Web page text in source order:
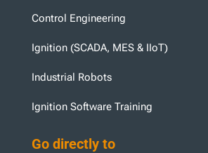
Control Engineering
Ignition (SCADA, MES & IIoT)
Industrial Robots
Ignition Software Training
Go directly to